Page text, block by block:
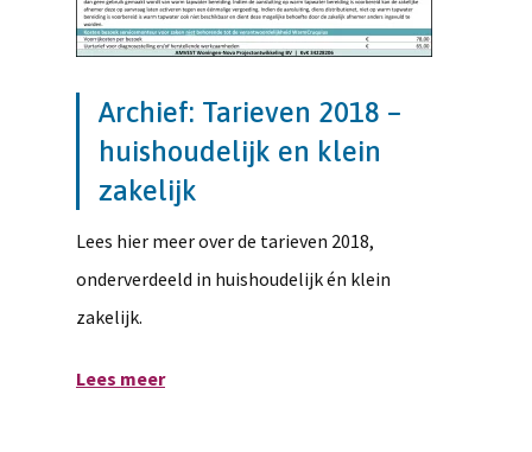
Archief: Tarieven 2018 –
huishoudelijk en klein
zakelijk
Lees hier meer over de tarieven 2018,
onderverdeeld in huishoudelijk én klein
zakelijk.
Lees meer